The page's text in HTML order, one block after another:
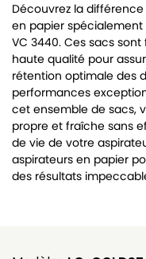
Découvrez la
en papier spécialement
VC 3440. Ces sacs
haute qualité pour
rétention optimale des
performances
cet ensemble de sacs,
propre et fraîche sans
de vie de votre
aspirateurs en papier
des résultats